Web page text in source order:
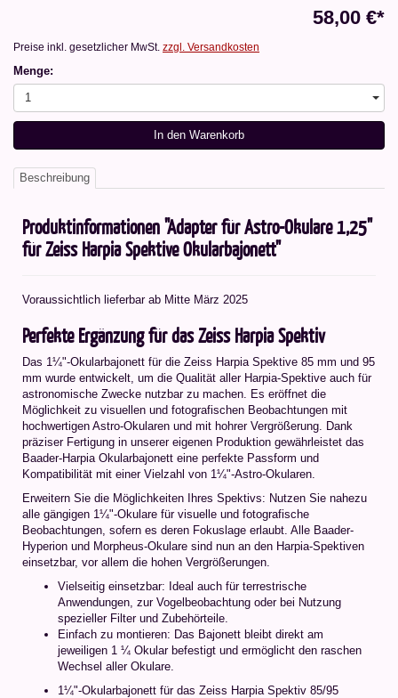
58,00 €*
Preise inkl. gesetzlicher MwSt. zzgl. Versandkosten
Menge:
1
In den Warenkorb
Beschreibung
Produktinformationen "Adapter für Astro-Okulare 1,25"
für Zeiss Harpia Spektive Okularbajonett"
Voraussichtlich lieferbar ab Mitte März 2025
Perfekte Ergänzung für das Zeiss Harpia Spektiv
Das 1¼"-Okularbajonett für die Zeiss Harpia Spektive 85 mm und 95
mm wurde entwickelt, um die Qualität aller Harpia-Spektive auch für
astronomische Zwecke nutzbar zu machen. Es eröffnet die
Möglichkeit zu visuellen und fotografischen Beobachtungen mit
hochwertigen Astro-Okularen und mit hohrer Vergrößerung. Dank
präziser Fertigung in unserer eigenen Produktion gewährleistet das
Baader-Harpia Okularbajonett eine perfekte Passform und
Kompatibilität mit einer Vielzahl von 1¼"-Astro-Okularen.
Erweitern Sie die Möglichkeiten Ihres Spektivs: Nutzen Sie nahezu
alle gängigen 1¼"-Okulare für visuelle und fotografische
Beobachtungen, sofern es deren Fokuslage erlaubt. Alle Baader-
Hyperion und Morpheus-Okulare sind nun an den Harpia-Spektiven
einsetzbar, vor allem die hohen Vergrößerungen.
Vielseitig einsetzbar: Ideal auch für terrestrische
Anwendungen, zur Vogelbeobachtung oder bei Nutzung
spezieller Filter und Zubehörteile.
Einfach zu montieren: Das Bajonett bleibt direkt am
jeweiligen 1 ¼ Okular befestigt und ermöglicht den raschen
Wechsel aller Okulare.
1¼"-Okularbajonett für das Zeiss Harpia Spektiv 85/95